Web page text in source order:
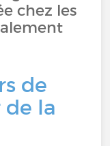
chez les
de
la